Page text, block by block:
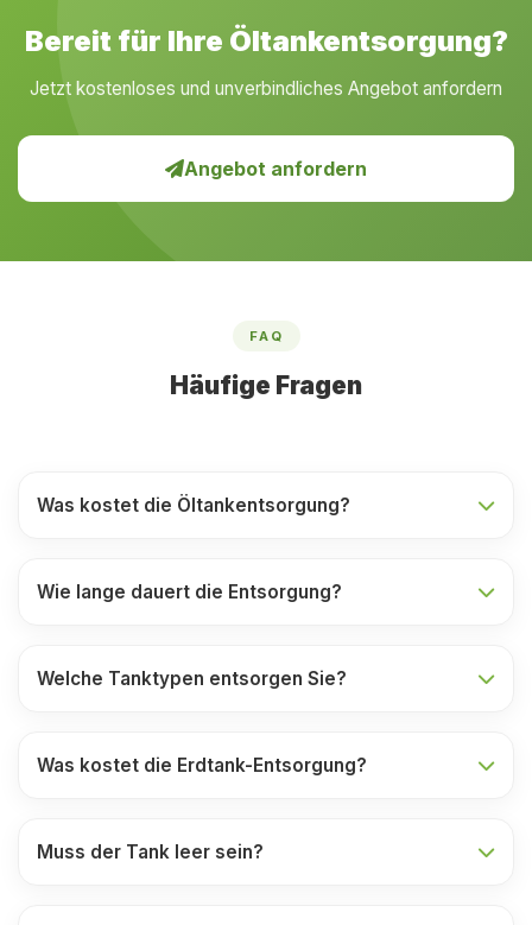
Bereit für Ihre Öltankentsorgung?
Jetzt kostenloses und unverbindliches Angebot anfordern
Angebot anfordern
FAQ
Häufige Fragen
Was kostet die Öltankentsorgung?
Wie lange dauert die Entsorgung?
Welche Tanktypen entsorgen Sie?
Was kostet die Erdtank-Entsorgung?
Muss der Tank leer sein?